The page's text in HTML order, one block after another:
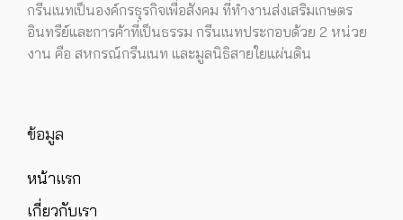
กรีนเนทเป็นองค์กรธุรกิจเพื่อสังคม ที่ทำงานส่งเสริมเกษตร
อินทรีย์และการค้าที่เป็นธรรม กรีนเนทประกอบด้วย 2 หน่วย
งาน คือ สหกรณ์กรีนเนท และมูลนิธิสายใยแผ่นดิน
ข้อมูล
หน้าแรก
เกี่ยวกับเรา